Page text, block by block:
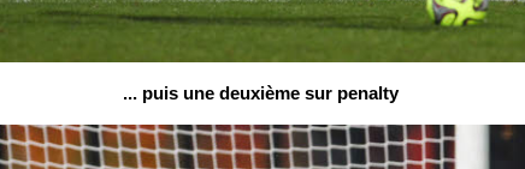
... puis une deuxième sur penalty